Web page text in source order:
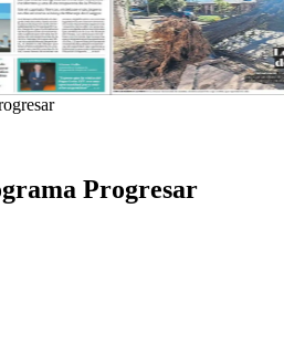
Progresar